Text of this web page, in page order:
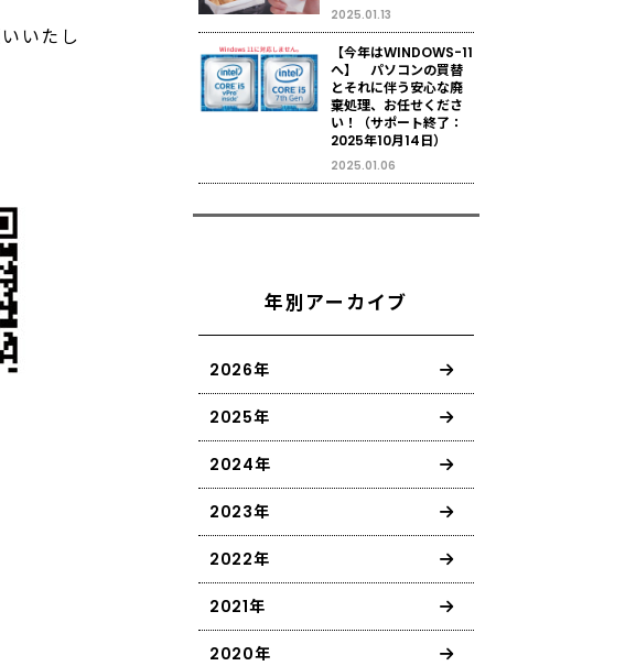
いたし
2025.01.13
【今年はWINDOWS-11
へ】 パソコンの買替
とそれに伴う安心な廃
棄処理、お任せくださ
い！（サポート終了：
2025年10月14日）
2025.01.06
年別アーカイブ
2026年
2025年
2024年
2023年
2022年
2021年
2020年